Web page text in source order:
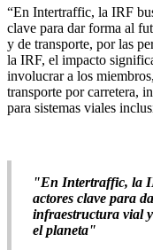
“En Intertraffic, la IRF
clave para dar forma al
y de transporte, por las
la IRF, el impacto
involucrar a los
transporte por carretera,
para sistemas viales
"En Intertraffic, la
actores clave para
infraestructura vial
el planeta"